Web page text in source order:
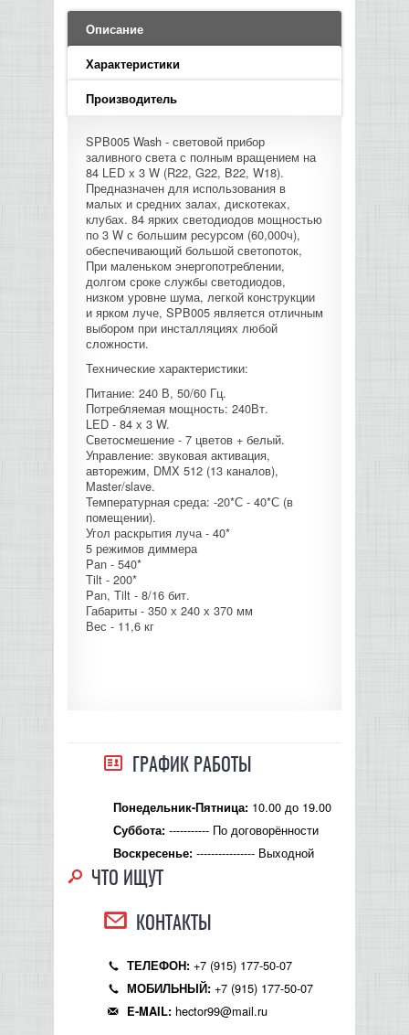
УСИЛИТЕЛИ
МИКШЕРЫ ЦИФРОВЫЕ
САБВУФЕРЫ ПАССИВНЫЕ
СЦЕНИЧЕСКИЕ МОНИТОРЫ
CD|DVD|FLASH|USB ПЛЕЕРЫ,
РЕКОРДЕРЫ
САБВУФЕРЫ АКТИВНЫЕ
КОМПЛЕКТУЮЩИЕ ДЛЯ
АКУСТИЧЕСКИХ СИСТЕМ
КОНТРОЛЛЕРЫ АС И КРОССОВЕРЫ
НАУШНИКИ
LED PAR
БАСОВЫЕ УСИЛИТЕЛИ И КАБИНЕТЫ
ГИТАРНЫЕ ПРИНАДЛЕЖНОСТИ
КЛАВИШНЫЕ КОМБО
СТОЙКИ ДЛЯ КЛАВИШНЫХ
ПРЕАМПЫ И МИКРОФОННЫЕ
ПРОЦЕССОРЫ
ФЛЕЙТЫ
ПРОИГРЫВАТЕЛИ ВИНИЛА
ВИДЕО РЕКОРДЕРЫ
ВИДЕО КОНВЕРТЕРЫ
АКУСТИЧЕСКИЕ
ГРОМКОГОВОРИТЕЛИ
АНОНСЫ НОВИНОК
ИНФОРМАЦИЯ
О МАГАЗИНЕ
КАК КУПИТЬ
ДОСТАВКА
ОПЛАТА
КОНТАКТЫ
Описание
Характеристики
Производитель
SPB005 Wash - световой прибор
заливного света с полным вращением на
84 LED х 3 W (R22, G22, B22, W18).
Предназначен для использования в
малых и средних залах, дискотеках,
клубах. 84 ярких светодиодов мощностью
по 3 W с большим ресурсом (60,000ч),
обеспечивающий большой светопоток,
При маленьком энергопотреблении,
долгом сроке службы светодиодов,
низком уровне шума, легкой конструкции
и ярком луче, SPB005 является отличным
выбором при инсталляциях любой
сложности.
Технические характеристики:
Питание: 240 В, 50/60 Гц.
Потребляемая мощность: 240Вт.
LED - 84 х 3 W.
Светосмешение - 7 цветов + белый.
Управление: звуковая активация,
авторежим, DMX 512 (13 каналов),
Master/slave.
Температурная среда: -20*С - 40*С (в
помещении).
Угол раскрытия луча - 40*
5 режимов диммера
Pan - 540*
Tilt - 200*
Pan, Tilt - 8/16 бит.
Габариты - 350 х 240 х 370 мм
Вес - 11,6 кг
ГРАФИК РАБОТЫ
Понедельник-Пятница: 10.00 до 19.00
Суббота: ----------- По договорённости
Воскресенье: ---------------- Выходной
ЧТО ИЩУТ
КОНТАКТЫ
ТЕЛЕФОН: +7 (915) 177-50-07
МОБИЛЬНЫЙ: +7 (915) 177-50-07
E-MAIL: hector99@mail.ru